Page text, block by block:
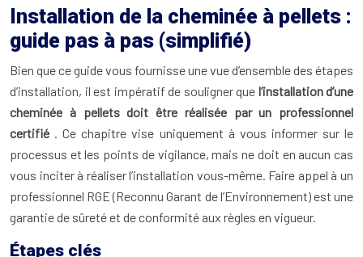
Installation de la cheminée à pellets :
guide pas à pas (simplifié)
Bien que ce guide vous fournisse une vue d’ensemble des étapes
d’installation, il est impératif de souligner que l’installation d’une
cheminée à pellets doit être réalisée par un professionnel
certifié . Ce chapitre vise uniquement à vous informer sur le
processus et les points de vigilance, mais ne doit en aucun cas
vous inciter à réaliser l’installation vous-même. Faire appel à un
professionnel RGE (Reconnu Garant de l’Environnement) est une
garantie de sûreté et de conformité aux règles en vigueur.
Étapes clés